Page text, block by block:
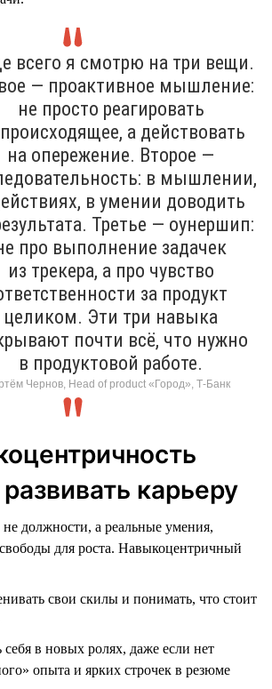
всего я смотрю на три вещи.
— проактивное мышление:
не просто реагировать
а действовать
на опережение. Второе —
в мышлении,
в умении доводить
Третье — оунершип:
про выполнение задачек
из трекера, а про чувство
за продукт
целиком. Эти три навыка
почти всё, что нужно
в продуктовой работе.
Чернов, Head of product «Город», Т-Банк
карьеру
не должности, а реальные умения,
для роста. Навыкоцентричный
свои скилы и понимать, что стоит
себя в новых ролях, даже если нет
опыта и ярких строчек в резюме